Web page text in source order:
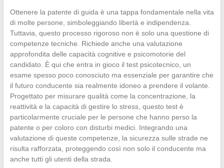
Ottenere la patente di guida è una tappa fondamentale nella vita
di molte persone, simboleggiando libertà e indipendenza.
Tuttavia, questo processo rigoroso non è solo una questione di
competenze tecniche. Richiede anche una valutazione
approfondita delle capacità cognitive e psicomotorie del
candidato. È qui che entra in gioco il test psicotecnico, un
esame spesso poco conosciuto ma essenziale per garantire che
il futuro conducente sia realmente idoneo a prendere il volante.
Progettato per misurare qualità come la concentrazione, la
reattività e la capacità di gestire lo stress, questo test è
particolarmente cruciale per le persone che hanno perso la
patente o per coloro con disturbi medici. Integrando una
valutazione di queste competenze, la sicurezza sulle strade ne
risulta rafforzata, proteggendo così non solo il conducente ma
anche tutti gli utenti della strada.